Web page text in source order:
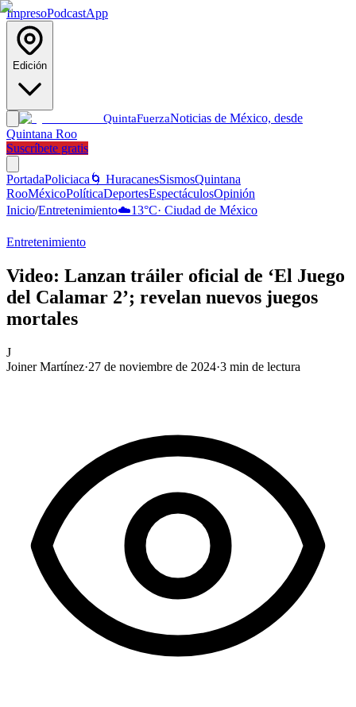
ImpresoPodcastApp
Edición
QuintaFuerzaNoticias de México, desde
Quintana Roo
Suscríbete gratis
PortadaPoliciaca 🌀 HuracanesSismosQuintana
RooMéxicoPolíticaDeportesEspectáculosOpinión
Inicio/Entretenimiento☁️13°C· Ciudad de México
Entretenimiento
Video: Lanzan tráiler oficial de ‘El Juego
del Calamar 2’; revelan nuevos juegos
mortales
J
Joiner Martínez·27 de noviembre de 2024·3 min de lectura